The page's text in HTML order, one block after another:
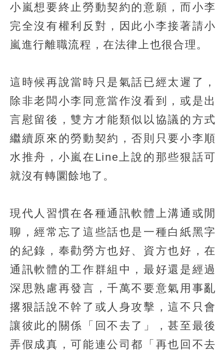
小嵐想要終止勞動契約的意願，而小李
完全沒有權利反對，因此小李接著請小
嵐進行離職流程，在法律上也很合理。
這時候再說當時只是氣話已經太遲了，
除非老闆小李同意當作沒看到，或是出
言慰留後，雙方才能類似以協議的方式
繼續原來的勞動契約，否則只要小李順
水推舟，小嵐在Line上說的那些狠話可
就沒有轉圜餘地了。
現代人習慣在各種通訊軟體上溝通或閒
聊，經常忘了這些話也是一種白紙黑字
的紀錄，奉勸勞方也好、資方也好，在
通訊軟體的工作群組中，最好還是經過
深思熟慮再發言，千萬不要意氣用事亂
撂狠話說不幹了或人身攻擊，這不只會
讓彼此的關係「回不去了」，甚至最後
弄假成真，可能連公司都「再也回不去